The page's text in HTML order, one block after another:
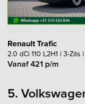
Renault Trafic
2.0 dCi 110 L2H1 | 3-Zits |
Vanaf 421 p/m
5.